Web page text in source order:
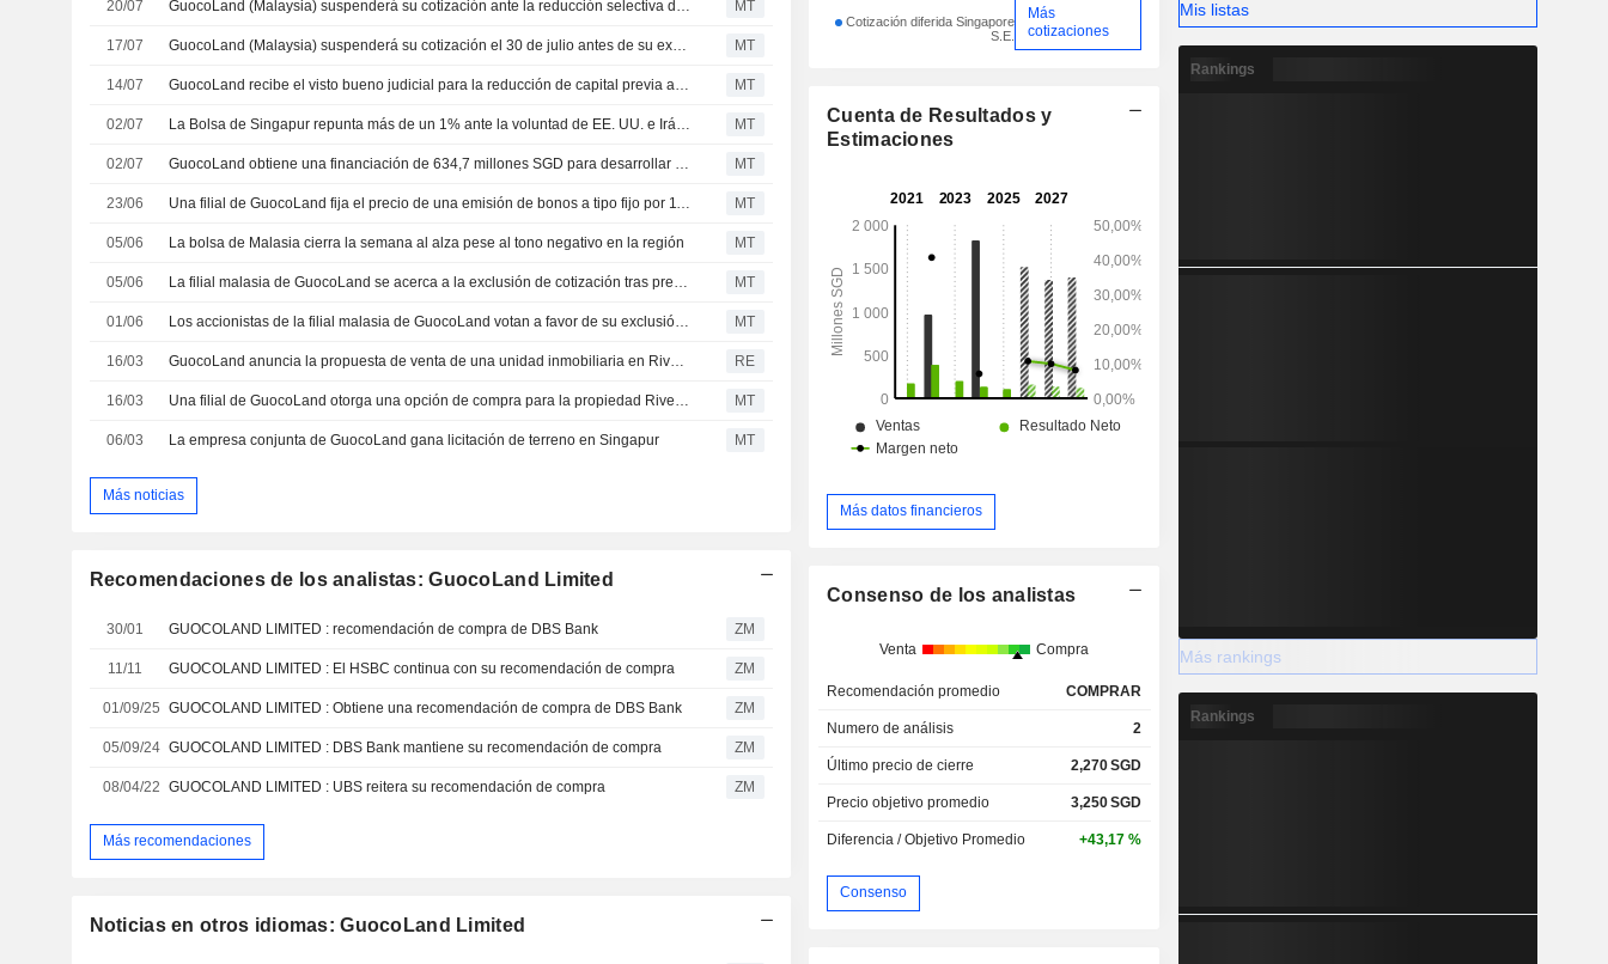
20/07 GuocoLand (Malaysia) suspenderá su cotización ante la reducción selectiva de capital y el plan de reembolso MT
17/07 GuocoLand (Malaysia) suspenderá su cotización el 30 de julio antes de su exclusión de bolsa MT
14/07 GuocoLand recibe el visto bueno judicial para la reducción de capital previa a su exclusión de bolsa MT
02/07 La Bolsa de Singapur repunta más de un 1% ante la voluntad de EE. UU. e Irán de proseguir las negociaciones de paz MT
02/07 GuocoLand obtiene una financiación de 634,7 millones SGD para desarrollar el proyecto de Lentor Central en Singapur MT
23/06 Una filial de GuocoLand fija el precio de una emisión de bonos a tipo fijo por 110 millones SGD con vencimiento en 2030 MT
05/06 La bolsa de Malasia cierra la semana al alza pese al tono negativo en la región MT
05/06 La filial malasia de GuocoLand se acerca a la exclusión de cotización tras presentar una petición ante el Tribunal Superior MT
01/06 Los accionistas de la filial malasia de GuocoLand votan a favor de su exclusión de bolsa MT
16/03 GuocoLand anuncia la propuesta de venta de una unidad inmobiliaria en River Modern RE
16/03 Una filial de GuocoLand otorga una opción de compra para la propiedad River Modern MT
06/03 La empresa conjunta de GuocoLand gana licitación de terreno en Singapur MT
Más noticias
Recomendaciones de los analistas: GuocoLand Limited
30/01 GUOCOLAND LIMITED : recomendación de compra de DBS Bank ZM
11/11 GUOCOLAND LIMITED : El HSBC continua con su recomendación de compra ZM
01/09/25 GUOCOLAND LIMITED : Obtiene una recomendación de compra de DBS Bank ZM
05/09/24 GUOCOLAND LIMITED : DBS Bank mantiene su recomendación de compra ZM
08/04/22 GUOCOLAND LIMITED : UBS reitera su recomendación de compra ZM
Más recomendaciones
Noticias en otros idiomas: GuocoLand Limited
Cotización diferida Singapore
S.E.
Más
cotizaciones
Cuenta de Resultados y
Estimaciones
Más datos financieros
Consenso de los analistas
Venta Compra
Recomendación promedio COMPRAR
Numero de análisis 2
Último precio de cierre 2,270SGD
Precio objetivo promedio 3,250SGD
Diferencia / Objetivo Promedio +43,17 %
Consenso
Mis listas
Rankings
Más rankings
Rankings